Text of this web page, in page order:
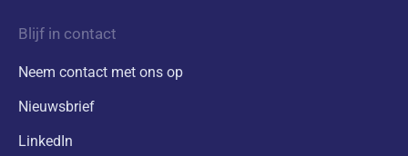
Blijf in contact
Neem contact met ons op
Nieuwsbrief
LinkedIn